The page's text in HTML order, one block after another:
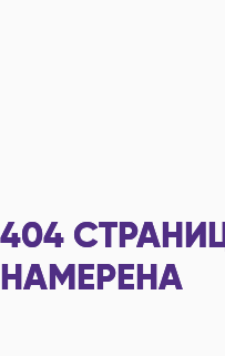
404
НАМЕРЕНА